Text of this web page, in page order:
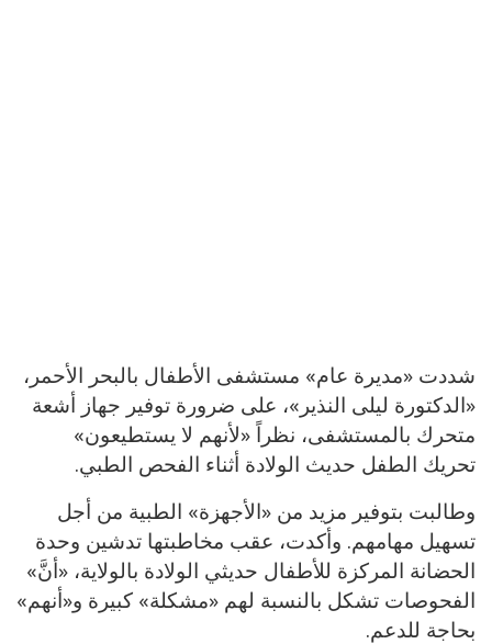
شددت «مديرة عام» مستشفى الأطفال بالبحر الأحمر،
«الدكتورة ليلى النذير»، على ضرورة توفير جهاز أشعة
متحرك بالمستشفى، نظراً «لأنهم لا يستطيعون»
تحريك الطفل حديث الولادة أثناء الفحص الطبي.
وطالبت بتوفير مزيد من «الأجهزة» الطبية من أجل
تسهيل مهامهم. وأكدت، عقب مخاطبتها تدشين وحدة
الحضانة المركزة للأطفال حديثي الولادة بالولاية، «أنَّ»
الفحوصات تشكل بالنسبة لهم «مشكلة» كبيرة و«أنهم»
بحاجة للدعم.